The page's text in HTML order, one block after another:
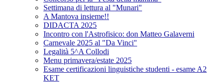
Settimana di lettura al "Munari"
A Mantova insieme!!
DIDACTA 2025
Incontro con l'Astrofisico: don Matteo Galaverni
Carnevale 2025 al "Da Vinci"
Legalità 5^A Collodi
Menu primavera/estate 2025
Esame certificazioni linguistiche studenti - esame A2
KET